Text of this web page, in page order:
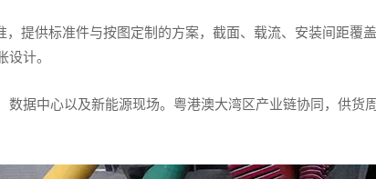
提供标准件与按图定制的方案，截面、载流、安装间距覆
设计。
数据中心以及新能源现场。粤港澳大湾区产业链协同，供货